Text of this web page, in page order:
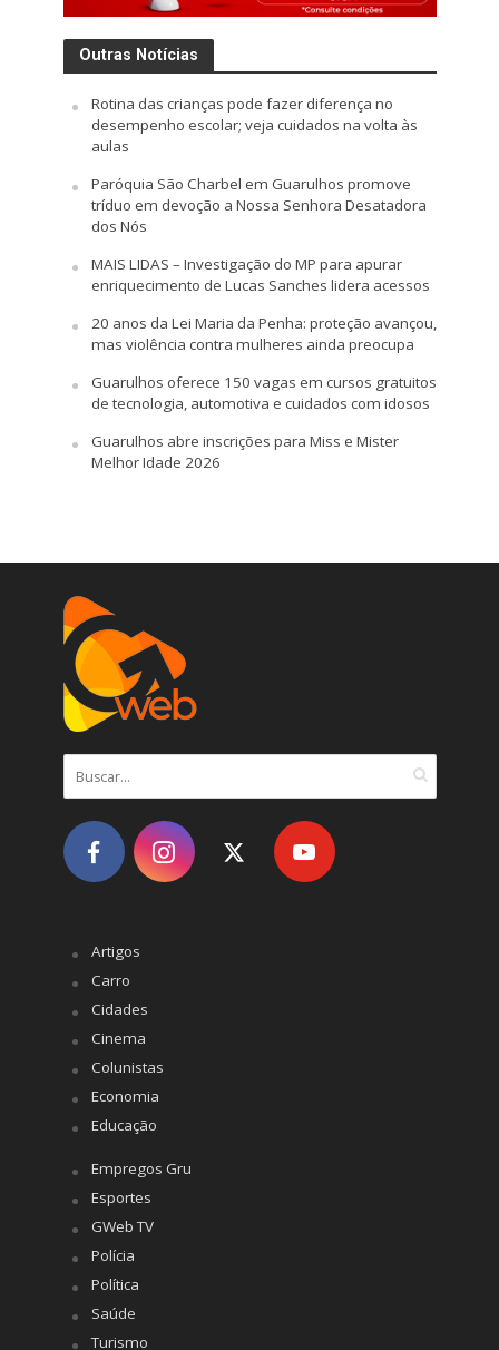
Outras Notícias
Rotina das crianças pode fazer diferença no
desempenho escolar; veja cuidados na volta às
aulas
Paróquia São Charbel em Guarulhos promove
tríduo em devoção a Nossa Senhora Desatadora
dos Nós
MAIS LIDAS – Investigação do MP para apurar
enriquecimento de Lucas Sanches lidera acessos
20 anos da Lei Maria da Penha: proteção avançou,
mas violência contra mulheres ainda preocupa
Guarulhos oferece 150 vagas em cursos gratuitos
de tecnologia, automotiva e cuidados com idosos
Guarulhos abre inscrições para Miss e Mister
Melhor Idade 2026
Artigos
Carro
Cidades
Cinema
Colunistas
Economia
Educação
Empregos Gru
Esportes
GWeb TV
Polícia
Política
Saúde
Turismo